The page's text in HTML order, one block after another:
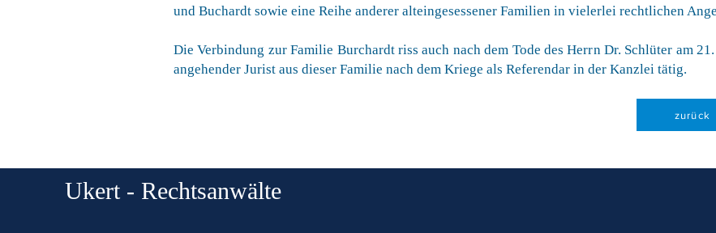
und Buchardt sowie eine Reihe anderer alteingesessener Familien in vielerlei rechtlichen
Die Verbindung zur Familie Burchardt riss auch nach dem Tode des Herrn Dr. Schlüter am
angehender Jurist aus dieser Familie nach dem Kriege als Referendar in der Kanzlei tätig.
zurück
Ukert - Rechtsanwälte